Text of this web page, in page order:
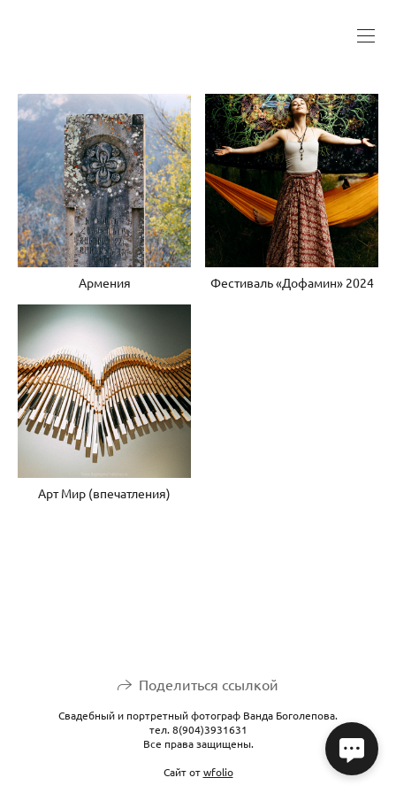
Армения Фестиваль «Дофамин» 2024
Арт Мир (впечатления)
Поделиться ссылкой
Свадебный и портретный фотограф Ванда Боголепова.
тел. 8(904)3931631
Все права защищены.
Сайт отwfolio